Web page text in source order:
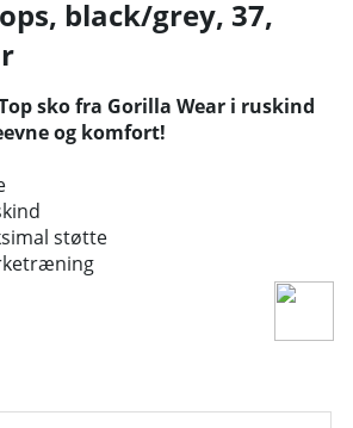
black/grey, 37,
sko fra Gorilla Wear i ruskind
og komfort!
støtte